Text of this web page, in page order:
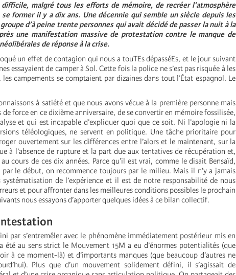
malgré tous les efforts de mémoire, de recréer l’atmosphère
former il y a dix ans. Une décennie qui semble un siècle depuis les
d’à peine trente personnes qui avait décidé de passer la nuit à la
une manifestation massive de protestation contre le manque de
de réponse à la crise.
un effet de contagion qui nous a touTEs dépasséEs, et le jour suivant
essayaient de camper à Sol. Cette fois la police ne s’est pas risquée à les
campements se comptaient par dizaines dans tout l’État espagnol. Le
à satiété et que nous avons vécue à la première personne mais
force en ce dixième anniversaire, de se convertir en mémoire fossilisée,
et qui est incapable d’expliquer quoi que ce soit. Ni l’apologie ni la
téléologiques, ne servent en politique. Une tâche prioritaire pour
ouvertement sur les différences entre l’alors et le maintenant, sur la
à l’absence de rupture et la part due aux tentatives de récupération et,
cours de ces dix années. Parce qu’il est vrai, comme le disait Bensaïd,
par le début, on recommence toujours par le milieu. Mais il n’y a jamais
systématisation de l’expérience et il est de notre responsabilité de nous
et pour affronter dans les meilleures conditions possibles le prochain
nous essayons d’apporter quelques idées à ce bilan collectif.
par s’entremêler avec le phénomène immédiatement postérieur mis en
été au sens strict le Mouvement 15M a eu d’énormes potentialités (que
à ce moment-là) et d’importants manques (que beaucoup d’autres ne
Plus que d’un mouvement solidement défini, il s’agissait de